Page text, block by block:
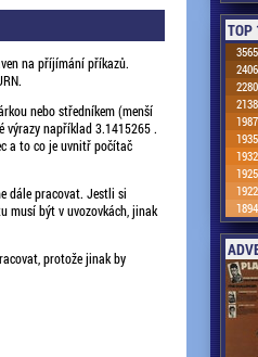
na příjímání příkazů.
nebo středníkem (menší
výrazy například 3.1415265 .
a to co je uvnitř počítač
dále pracovat. Jestli si
musí být v uvozovkách, jinak
protože jinak by
TOP
3565
2406
2280
2138
1987
1935
1932
1925
1922
1894